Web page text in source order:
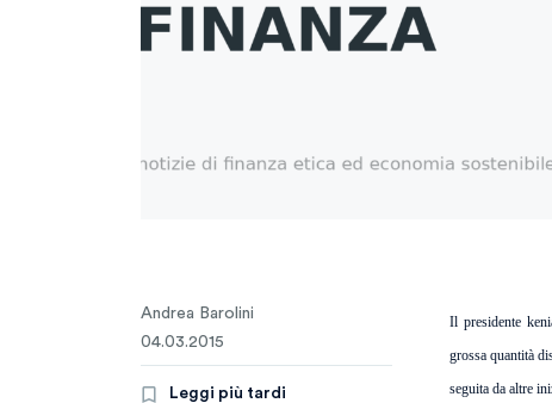
Andrea Barolini
04.03.2015
Leggi più tardi
Il presidente
grossa quantità
seguita da altre